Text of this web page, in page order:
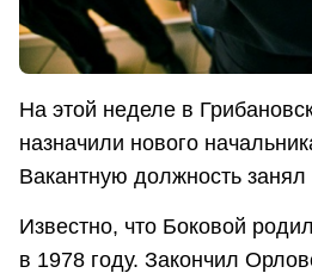
На этой неделе в
назначили нового
Вакантную должность
Известно, что Боковой
в 1978 году. Закончил